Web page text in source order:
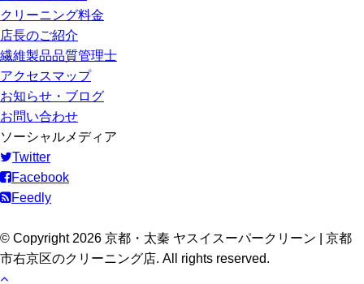
クリーニング料金
店長のご紹介
繊維製品品質管理士
アクセスマップ
お知らせ・ブログ
お問い合わせ
ソーシャルメディア
Twitter
Facebook
Feedly
© Copyright 2026 京都・太秦 ヤスイスーパークリーン | 京都
市右京区のクリーニング店. All rights reserved.